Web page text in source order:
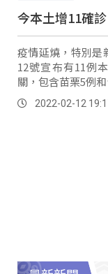
今本土增11確
疫情延燒，特別是
12號宣布有11例
關，包含苗栗5例
2022-02-12